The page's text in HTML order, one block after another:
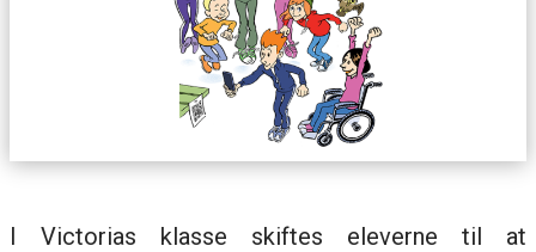
I Victorias klasse skiftes eleverne til at